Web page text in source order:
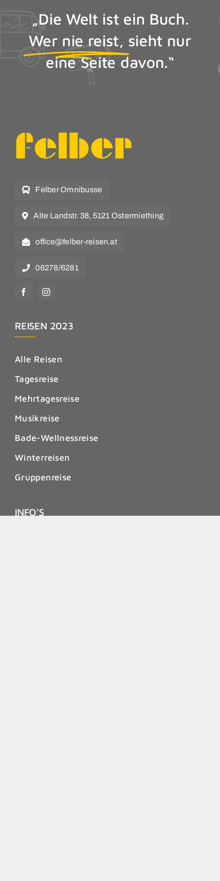
„Die Welt ist ein Buch.
Wer nie reist, sieht nur
eine Seite davon.“
Felber Omnibusse
Alte Landstr. 38, 5121 Ostermiething
office@felber-reisen.at
06278/6281
REISEN 2023
Alle Reisen
Tagesreise
Mehrtagesreise
Musikreise
Bade-Wellnessreise
Winterreisen
Gruppenreise
INFO’S